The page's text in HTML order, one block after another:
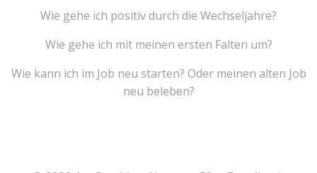
Wie gehe ich positiv durch die Wechseljahre?
Wie gehe ich mit meinen ersten Falten um?
Wie kann ich im Job neu starten? Oder meinen alten Job
neu beleben?